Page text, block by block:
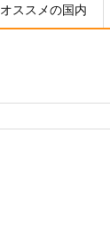
オススメの国内